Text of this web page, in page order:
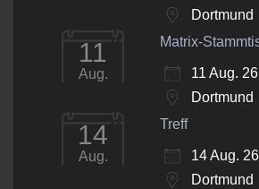
Dortmund
11
Aug.
Matrix-
11 Aug. 26
Dortmund
14
Aug.
Treff
14 Aug. 26
Dortmund